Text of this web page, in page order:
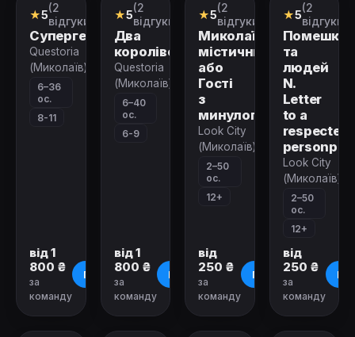
Ролевой
квест
★5(2
відгуки)
Супергерої
Questoria
(Миколаїв)
6–36
ос.
8-11
від 1
800 ₴
за
команду
Про квест
Ролевой
квест
★5(2
відгуки)
Два
королівства
Questoria
(Миколаїв)
6–40
ос.
6-9
від 1
800 ₴
за
команду
Про квест
Міський
квест
★5(2
відгуки)
Миколаїв
містичний,
або
Гості
з
минулого
Look City
(Миколаїв)
2–50
ос.
12+
від
250 ₴
за
команду
Про квест
Міський
квест
★5(2
відгуки)
та
людей
N.
Letter
to a
respected
Look City
(Миколаїв)
2–50
ос.
12+
від
250 ₴
за
команду
Зачинено Зачинено Зачинено Зачинено